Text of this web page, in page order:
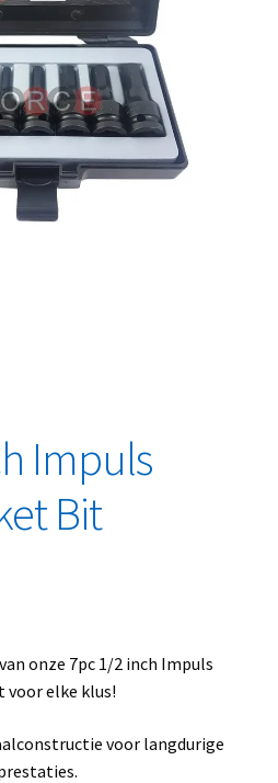
Impuls
Bit
onze 7pc 1/2 inch Impuls
voor elke klus!
voor langdurige